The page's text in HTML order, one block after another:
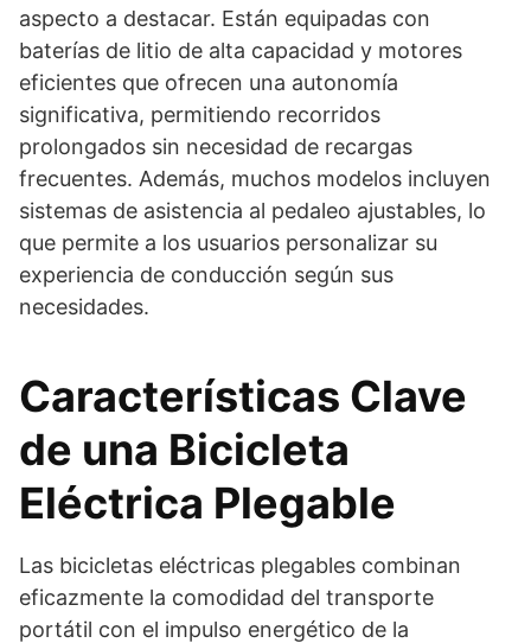
aspecto a destacar. Están equipadas con
baterías de litio de alta capacidad y motores
eficientes que ofrecen una autonomía
significativa, permitiendo recorridos
prolongados sin necesidad de recargas
frecuentes. Además, muchos modelos incluyen
sistemas de asistencia al pedaleo ajustables, lo
que permite a los usuarios personalizar su
experiencia de conducción según sus
necesidades.
Características Clave
de una Bicicleta
Eléctrica Plegable
Las bicicletas eléctricas plegables combinan
eficazmente la comodidad del transporte
portátil con el impulso energético de la